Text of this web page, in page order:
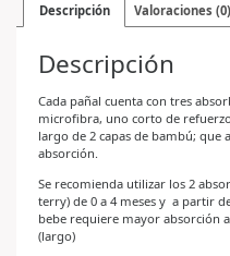
Descripción Valoraciones (0)
Descripción
Cada pañal cuenta con tres
microfibra, uno corto de
largo de 2 capas de bambú; que
absorción.
Se recomienda utilizar los 2
terry) de 0 a 4 meses y a partir
bebe requiere mayor absorción
(largo)